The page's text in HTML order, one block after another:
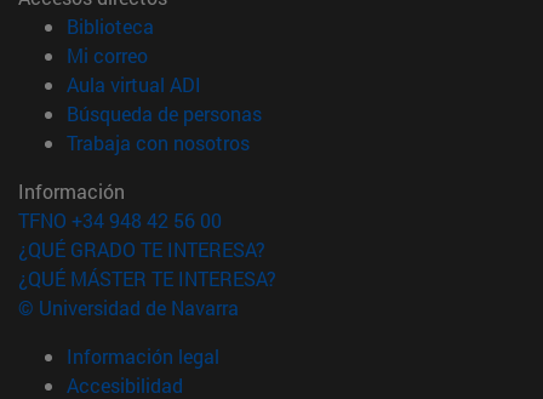
Biblioteca
Mi correo(abre en nueva ventana)
Aula virtual ADI
Búsqueda de personas(abre en nueva ventana)
Trabaja con nosotros(abre en nueva ventana)
Información
TFNO +34 948 42 56 00
¿QUÉ GRADO TE INTERESA?
¿QUÉ MÁSTER TE INTERESA?
© Universidad de Navarra
Información legal
Accesibilidad